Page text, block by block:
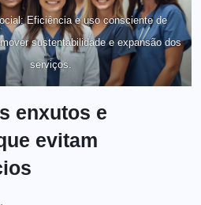
Eficiência e uso consciente de
sustentabilidade e expansão dos
serviços.
enxutos e
evitam